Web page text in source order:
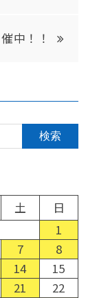
中！！
土
日
1
7
8
14
15
21
22